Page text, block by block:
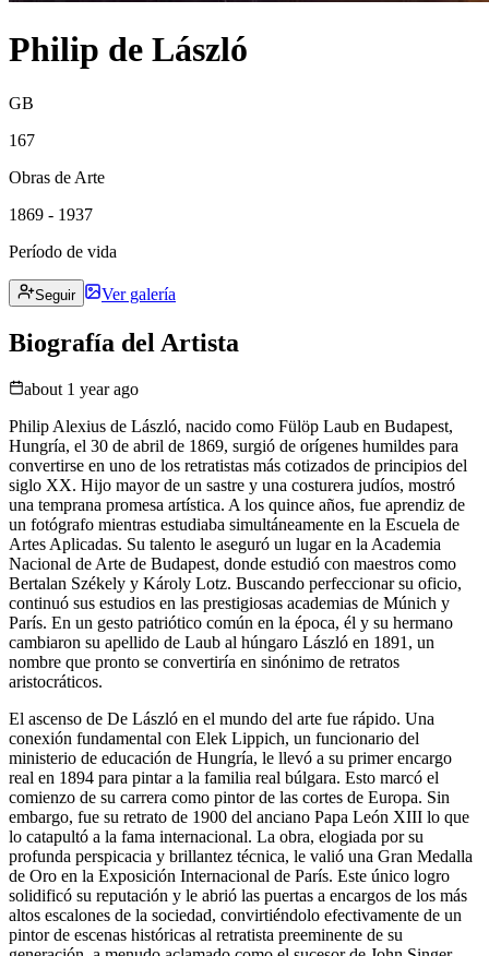
Philip de László
GB
167
Obras de Arte
1869 - 1937
Período de vida
Seguir Ver galería
Biografía del Artista
about 1 year ago
Philip Alexius de László, nacido como Fülöp Laub en Budapest,
Hungría, el 30 de abril de 1869, surgió de orígenes humildes para
convertirse en uno de los retratistas más cotizados de principios del
siglo XX. Hijo mayor de un sastre y una costurera judíos, mostró
una temprana promesa artística. A los quince años, fue aprendiz de
un fotógrafo mientras estudiaba simultáneamente en la Escuela de
Artes Aplicadas. Su talento le aseguró un lugar en la Academia
Nacional de Arte de Budapest, donde estudió con maestros como
Bertalan Székely y Károly Lotz. Buscando perfeccionar su oficio,
continuó sus estudios en las prestigiosas academias de Múnich y
París. En un gesto patriótico común en la época, él y su hermano
cambiaron su apellido de Laub al húngaro László en 1891, un
nombre que pronto se convertiría en sinónimo de retratos
aristocráticos.
El ascenso de De László en el mundo del arte fue rápido. Una
conexión fundamental con Elek Lippich, un funcionario del
ministerio de educación de Hungría, le llevó a su primer encargo
real en 1894 para pintar a la familia real búlgara. Esto marcó el
comienzo de su carrera como pintor de las cortes de Europa. Sin
embargo, fue su retrato de 1900 del anciano Papa León XIII lo que
lo catapultó a la fama internacional. La obra, elogiada por su
profunda perspicacia y brillantez técnica, le valió una Gran Medalla
de Oro en la Exposición Internacional de París. Este único logro
solidificó su reputación y le abrió las puertas a encargos de los más
altos escalones de la sociedad, convirtiéndolo efectivamente de un
pintor de escenas históricas al retratista preeminente de su